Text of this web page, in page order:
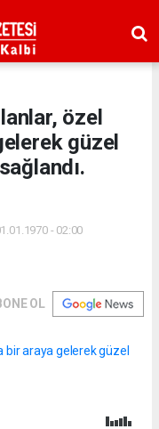
özel
güzel
- 02:00
OL